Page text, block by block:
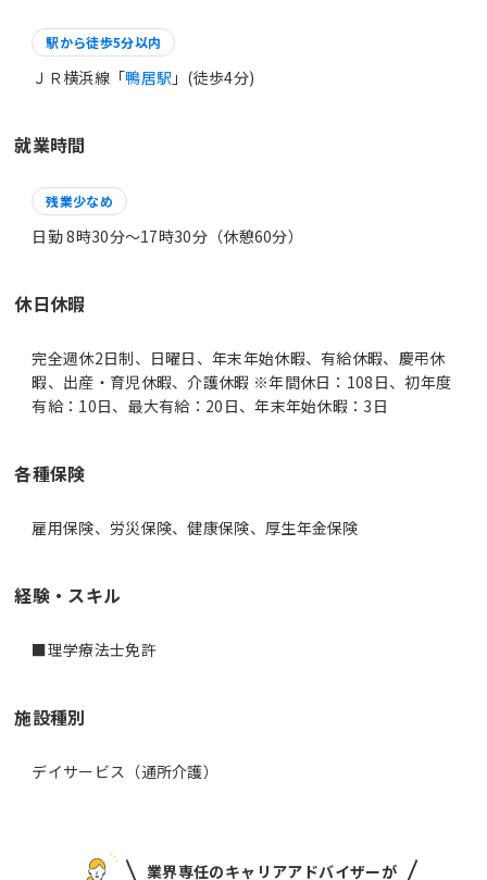
駅から徒歩5分以内
ＪＲ横浜線「鴨居駅 」(徒歩4分)
就業時間
残業少なめ
日勤 8時30分〜17時30分（休憩60分）
休日休暇
完全週休2日制、日曜日、年末年始休暇、有給休暇、慶弔休
暇、出産・育児休暇、介護休暇 ※年間休日：108日、初年度
有給：10日、最大有給：20日、年末年始休暇：3日
各種保険
雇用保険、労災保険、健康保険、厚生年金保険
経験・スキル
■理学療法士免許
施設種別
デイサービス（通所介護）
業界専任のキャリアアドバイザーが